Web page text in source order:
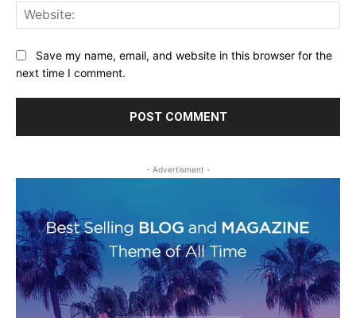
Save my name, email, and website in this browser for the
next time I comment.
- Advertisment -